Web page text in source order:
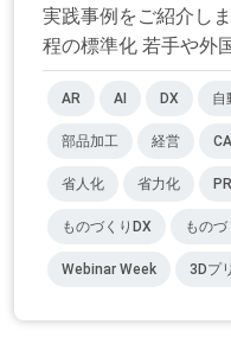
実践事例をご紹介し
程の標準化 若手や外
AR AI DX 自
部品加工 経営
省人化 省力化 PRI
ものづくりDX もの
Webinar Week 3Dプ